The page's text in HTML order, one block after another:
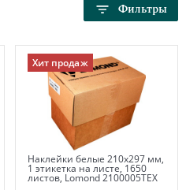
Фильтры
Хит продаж
Наклейки белые 210х297 мм,
1 этикетка на листе, 1650
листов, Lomond 2100005ТЕХ